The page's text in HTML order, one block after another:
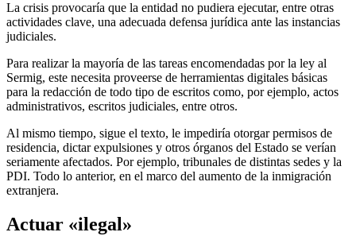
La crisis provocaría que la entidad no pudiera ejecutar, entre otras
actividades clave, una adecuada defensa jurídica ante las instancias
judiciales.
Para realizar la mayoría de las tareas encomendadas por la ley al
Sermig, este necesita proveerse de herramientas digitales básicas
para la redacción de todo tipo de escritos como, por ejemplo, actos
administrativos, escritos judiciales, entre otros.
Al mismo tiempo, sigue el texto, le impediría otorgar permisos de
residencia, dictar expulsiones y otros órganos del Estado se verían
seriamente afectados. Por ejemplo, tribunales de distintas sedes y la
PDI. Todo lo anterior, en el marco del aumento de la inmigración
extranjera.
Actuar «ilegal»